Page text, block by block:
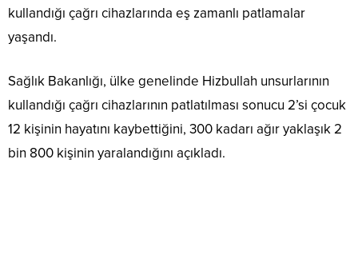
kullandığı çağrı cihazlarında eş zamanlı patlamalar
yaşandı.
Sağlık Bakanlığı, ülke genelinde Hizbullah unsurlarının
kullandığı çağrı cihazlarının patlatılması sonucu 2’si çocuk
12 kişinin hayatını kaybettiğini, 300 kadarı ağır yaklaşık 2
bin 800 kişinin yaralandığını açıkladı.